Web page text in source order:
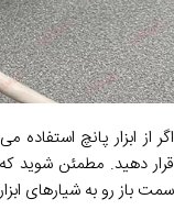
اگر از ابزار پانچ
قرار دهید. مطمئن شوید
سمت باز رو به شیارهای